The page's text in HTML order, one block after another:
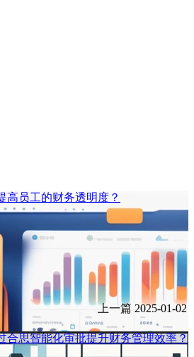
高员工的财务透明度？
上一篇 2025-01-02
合思智能化审批提升财务管理效率？